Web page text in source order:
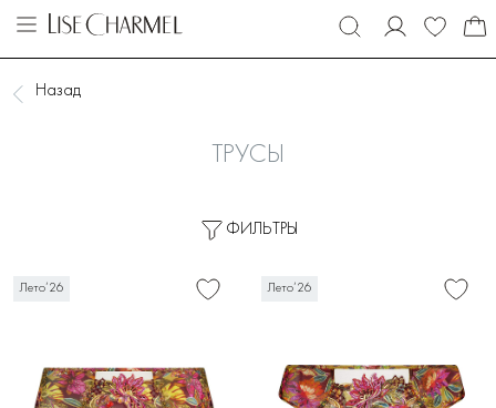
Назад
ТРУСЫ
ФИЛЬТРЫ
Лето’26 Лето’26